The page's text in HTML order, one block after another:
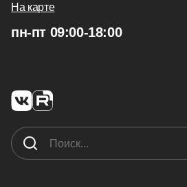
На карте
пн-пт 09:00-18:00